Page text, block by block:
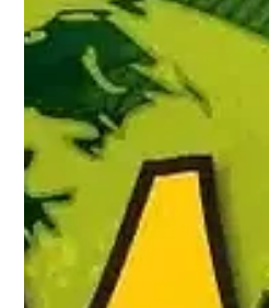
Kruger
wirklich gern
In diesem Beitrag findest du
um den Kruger Nationalpark
Five und Small Five über
bis hin zu Kleidung,
Öffnungszeiten. Ehrlich,
was vor Ort wirklich relevant ist.